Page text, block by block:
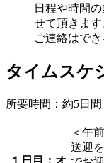
日程や時間
せて頂きます
ご連絡はで
タイムスケ
所要時間：約5日間
１日目：オ
＜午
送迎